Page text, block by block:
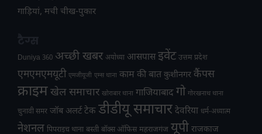
गाड़ियां, मची चीख-पुकार
Duniya 360 अच्छी खबर अयोध्या आसपास इवेंट उत्तम प्रदेश
एमएमएमयूटी एमजीयूजी एम्स थाना काम की बात कुशीनगर कैंपस
क्राइमखेल समाचार खोराबार थाना गाजियाबादगो गोरखनाथ थाना
चुनावी समर जॉब अलर्ट टेक डीडीयू समाचार देवरिया धर्म-अध्यात्म
नेशनल पिपराइच थाना बस्ती बॉक्स ऑफिस महराजगंज यूपी राजकाज